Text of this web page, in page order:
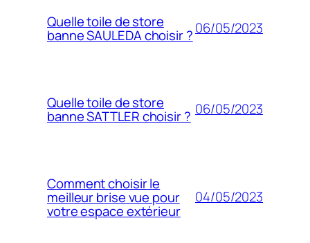
Quelle toile de store
banne SAULEDA choisir ?06/05/2023
Quelle toile de store
banne SATTLER choisir ? 06/05/2023
Comment choisir le
meilleur brise vue pour
votre espace extérieur
04/05/2023